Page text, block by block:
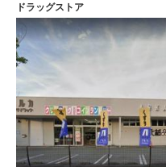
ドラッグストア